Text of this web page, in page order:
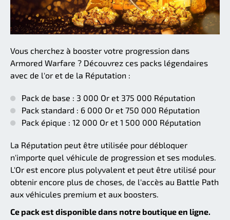
Vous cherchez à booster votre progression dans
Armored Warfare ? Découvrez ces packs légendaires
avec de l'or et de la Réputation :
Pack de base : 3 000 Or et 375 000 Réputation
Pack standard : 6 000 Or et 750 000 Réputation
Pack épique : 12 000 Or et 1 500 000 Réputation
La Réputation peut être utilisée pour débloquer
n'importe quel véhicule de progression et ses modules.
L'Or est encore plus polyvalent et peut être utilisé pour
obtenir encore plus de choses, de l'accès au Battle Path
aux véhicules premium et aux boosters.
Ce pack est disponible dans notre boutique en ligne.